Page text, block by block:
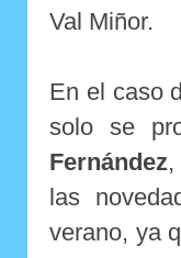
Val Miñor.
En el caso
solo se
Fernández
las
verano, ya